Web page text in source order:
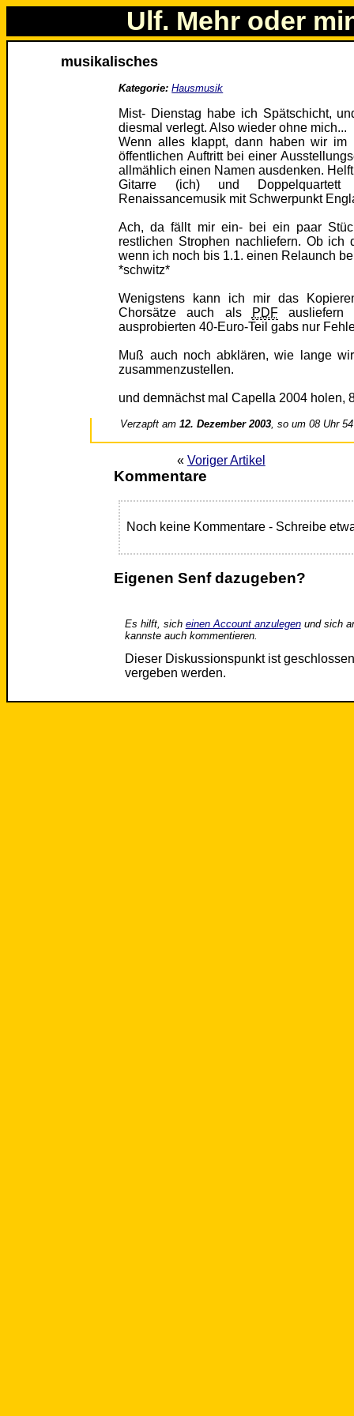
Ulf. Mehr oder
musikalisches
Kategorie: Hausmusik
Mist- Dienstag habe ich Spätschicht,
diesmal verlegt. Also wieder ohne mich...
Wenn alles klappt, dann haben wir im
öffentlichen Auftritt bei einer
allmählich einen Namen ausdenken.
Gitarre (ich) und Doppelquartett
Renaissancemusik mit Schwerpunkt
Ach, da fällt mir ein- bei ein paar
restlichen Strophen nachliefern. Ob ich
wenn ich noch bis 1.1. einen Relaunch
*schwitz*
Wenigstens kann ich mir das
Chorsätze auch als
PDFausliefern
ausprobierten 40-Euro-Teil gabs nur
Muß auch noch abklären, wie lange
zusammenzustellen.
und demnächst mal Capella 2004 holen,
Verzapft am12. Dezember 2003, so um 08 Uhr 54
« Voriger Artikel
Kommentare
Noch keine Kommentare - Schreibe
Eigenen Senf dazugeben?
Es hilft, sich einen Account anzulegenund sich
kannste auch kommentieren.
Dieser Diskussionspunkt ist
vergeben werden.